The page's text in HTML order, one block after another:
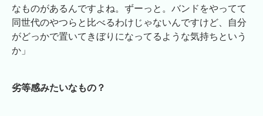
なものがあるんですよね。ずーっと。バンドをやってて
同世代のやつらと比べるわけじゃないんですけど、自分
がどっかで置いてきぼりになってるような気持ちという
か」
劣等感みたいなもの？